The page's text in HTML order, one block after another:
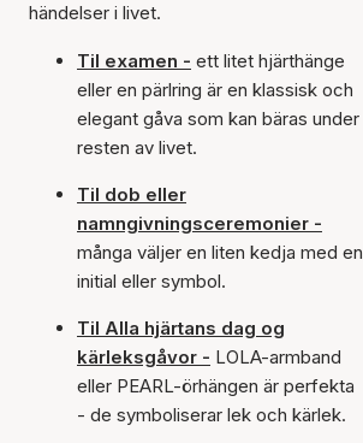
händelser i livet.
Til examen - ett litet hjärthänge
eller en pärlring är en klassisk och
elegant gåva som kan bäras under
resten av livet.
Til dob eller
namngivningsceremonier -
många väljer en liten kedja med en
initial eller symbol.
Til Alla hjärtans dag og
kärleksgåvor - LOLA-armband
eller PEARL-örhängen är perfekta
- de symboliserar lek och kärlek.